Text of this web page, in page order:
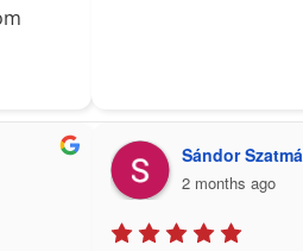
Sándor
2 months ago